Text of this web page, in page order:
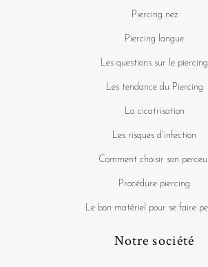
Piercing nez
Piercing langue
Les questions sur le piercing
Les tendance du Piercing
La cicatrisation
Les risques d'infection
Comment choisir son
Procédure piercing
Le bon matériel pour se faire
Notre société